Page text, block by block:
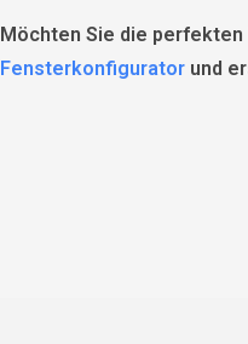
Möchten Sie die
Fensterkonfigurator und